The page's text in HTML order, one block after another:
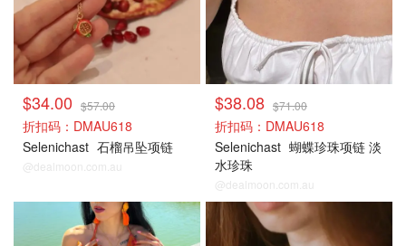
$34.00 $57.00
折扣码：DMAU618
Selenichast 石榴吊坠项链
@dealmoon.com.au
$38.08 $71.00
折扣码：DMAU618
Selenichast 蝴蝶珍珠项链 淡
水珍珠
@dealmoon.com.au